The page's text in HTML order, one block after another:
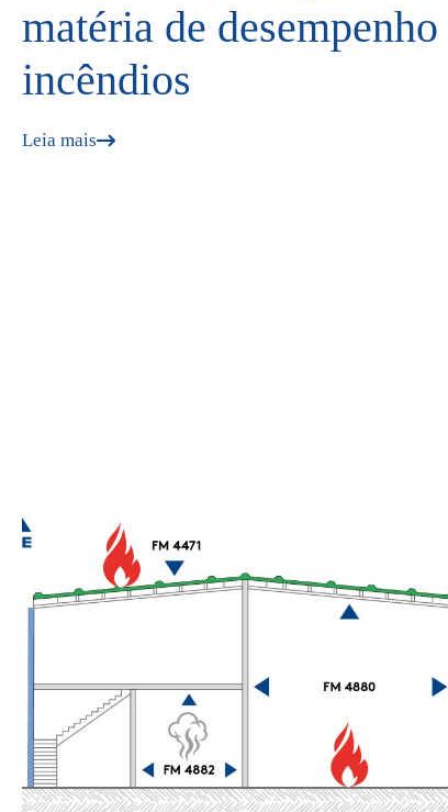
matéria de
incêndios
Leia mais